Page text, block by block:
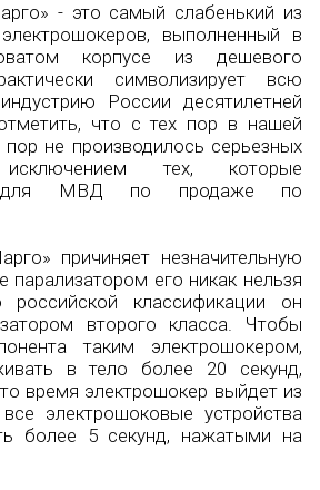
- это самый слабенький из
выполненный в
корпусе из дешевого
символизирует всю
России десятилетней
что с тех пор в нашей
не производилось серьезных
тех, которые
для МВД по продаже по
причиняет незначительную
парализатором его никак нельзя
российской классификации он
второго класса. Чтобы
таким электрошокером,
в тело более 20 секунд,
время электрошокер выйдет из
электрошоковые устройства
более 5 секунд, нажатыми на